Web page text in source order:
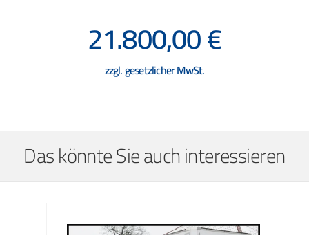
21.800,00 €
zzgl. gesetzlicher MwSt.
Das könnte Sie auch interessieren